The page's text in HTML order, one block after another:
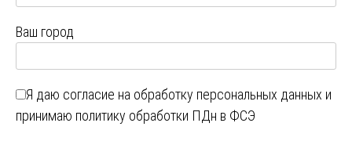
Ваш город
Я даю согласие на обработку персональных данных и
принимаю политику обработки ПДн в ФСЭ